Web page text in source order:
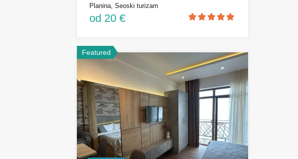
Planina, Seoski turizam
od 20 €
Featured